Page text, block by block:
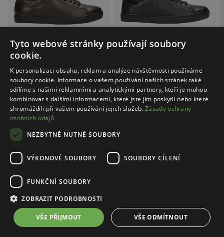
WOJAS / 10170-52
Tmavě hnědé pánské šněrovací polobotky typu tenisky
2899.00 Kč
WOJAS / 10170-71
2899.00 Kč
s certifikátem SSL
Tyto webové stránky používají soubory
cookie.
K personalizaci obsahu, reklam a analýze návštěvnosti používáme
soubory cookie. Informace o vašem používání našich stránek také
sdílíme s našimi reklamními a analytickými partnery, kteří je mohou
kombinovat s dalšími informacemi, které jste jim poskytli nebo které
shromáždili při vašem používání jejich služeb.Zásady ochrany
osobních údajů
NEZBYTNĚ NUTNÉ SOUBORY
VÝKONOVÉ SOUBORY SOUBORY CÍLENÍ
FUNKČNÍ SOUBORY
ZOBRAZIT PODROBNOSTI
VŠE PŘIJMOUT VŠE ODMÍTNOUT